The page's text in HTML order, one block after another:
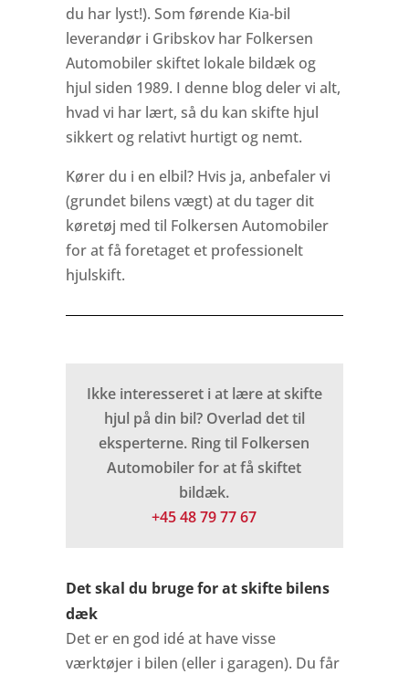
du har lyst!). Som førende Kia-bil
leverandør i Gribskov har Folkersen
Automobiler skiftet lokale bildæk og
hjul siden 1989. I denne blog deler vi alt,
hvad vi har lært, så du kan skifte hjul
sikkert og relativt hurtigt og nemt.
Kører du i en elbil? Hvis ja, anbefaler vi
(grundet bilens vægt) at du tager dit
køretøj med til Folkersen Automobiler
for at få foretaget et professionelt
hjulskift.
Ikke interesseret i at lære at skifte
hjul på din bil? Overlad det til
eksperterne. Ring til Folkersen
Automobiler for at få skiftet
bildæk.
+45 48 79 77 67
Det skal du bruge for at skifte bilens
dæk
Det er en god idé at have visse
værktøjer i bilen (eller i garagen). Du får